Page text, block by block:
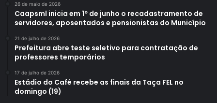
26 de maio de 2026
Caapsml inicia em 1º de junho o recadastramento de
servidores, aposentados e pensionistas do Município
21 de julho de 2026
Prefeitura abre teste seletivo para contratação de
professores temporários
17 de julho de 2026
Estádio do Café recebe as finais da Taça FEL no
domingo (19)